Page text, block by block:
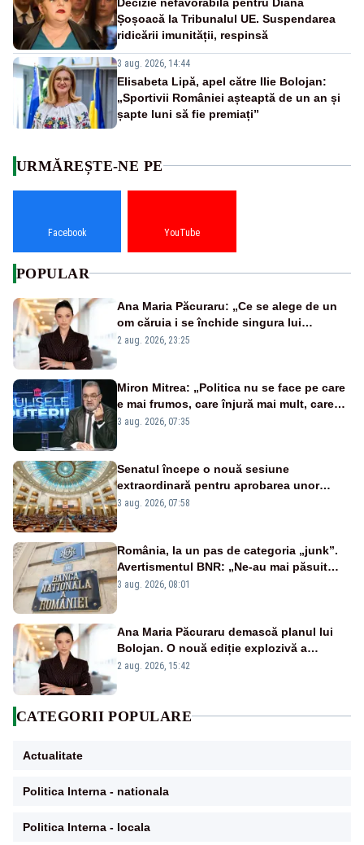
Șoșoacă la Tribunalul UE. Suspendarea
ridicării imunității, respinsă
3 aug. 2026, 14:44
Elisabeta Lipă, apel către Ilie Bolojan:
„Sportivii României așteaptă de un an și
șapte luni să fie premiați”
URMĂREȘTE-NE PE
Facebook YouTube
POPULAR
Ana Maria Păcuraru: „Ce se alege de un
om căruia i se închide singura lui
portiță?”
2 aug. 2026, 23:25
Miron Mitrea: „Politica nu se face pe care
e mai frumos, care înjură mai mult, care
țipă mai tare, ci pe proiecte”
3 aug. 2026, 07:35
Senatul începe o nouă sesiune
extraordinară pentru aprobarea unor
jaloane din PNRR
3 aug. 2026, 07:58
România, la un pas de categoria „junk”.
Avertismentul BNR: „Ne-au mai păsuit
pentru câteva luni”
3 aug. 2026, 08:01
Ana Maria Păcuraru demască planul lui
Bolojan. O nouă ediție explozivă a
emisiunii „Miza Zilei” la Realitatea PLUS
2 aug. 2026, 15:42
CATEGORII POPULARE
Actualitate
Politica Interna - nationala
Politica Interna - locala